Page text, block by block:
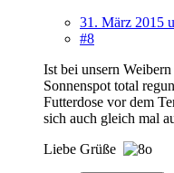
31. März 2015
#8
Ist bei unsern
Sonnenspot total
Futterdose vor dem
sich auch gleich mal
Liebe Grüße